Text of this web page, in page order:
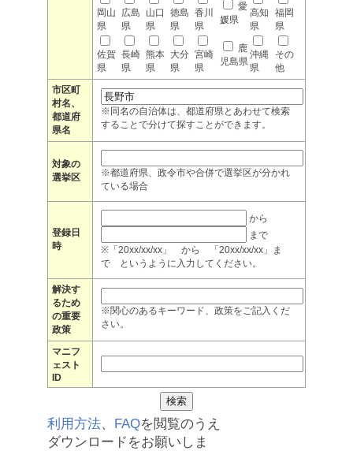
岡山
県
広島
県
山口
県
徳島
県
香川
県
愛
媛県
高知
県
福岡
県
佐賀
県
長崎
県
熊本
県
大分
県
宮崎
県
鹿
児島県
沖縄
県
その
他
市区町
村名、
都道府
県名
※同名の自治体は、都道府県とあわせて検索
することで分けて探すことができます。
対象の
選挙区
※都道府県、政令市や合併で選挙区が分かれ
ている場合
登録日
時
から
まで
※「20xx/xx/xx」 から 「20xx/xx/xx」ま
で というように入力してください。
解決す
るため
の重要
政策
※関心のあるキーワード、政策をご記入くだ
さい。
マニフ
ェスト
ID
利用方法、 FAQを閲覧のうえ
ダウンロードをお願いしま